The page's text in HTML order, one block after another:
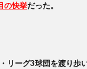
の快挙だった。
ーグ3球団を渡り歩い